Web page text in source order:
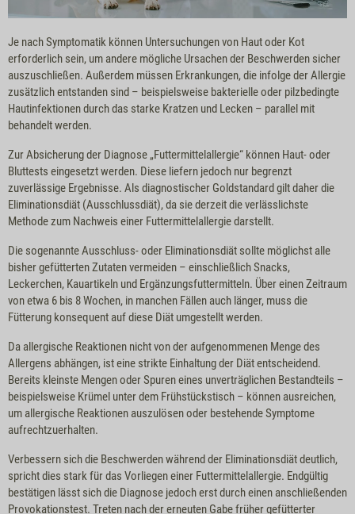
Je nach Symptomatik können Untersuchungen von Haut oder Kot
erforderlich sein, um andere mögliche Ursachen der Beschwerden sicher
auszuschließen. Außerdem müssen Erkrankungen, die infolge der Allergie
zusätzlich entstanden sind – beispielsweise bakterielle oder pilzbedingte
Hautinfektionen durch das starke Kratzen und Lecken – parallel mit
behandelt werden.
Zur Absicherung der Diagnose „Futtermittelallergie“ können Haut- oder
Bluttests eingesetzt werden. Diese liefern jedoch nur begrenzt
zuverlässige Ergebnisse. Als diagnostischer Goldstandard gilt daher die
Eliminationsdiät (Ausschlussdiät), da sie derzeit die verlässlichste
Methode zum Nachweis einer Futtermittelallergie darstellt.
Die sogenannte Ausschluss- oder Eliminationsdiät sollte möglichst alle
bisher gefütterten Zutaten vermeiden – einschließlich Snacks,
Leckerchen, Kauartikeln und Ergänzungsfuttermitteln. Über einen Zeitraum
von etwa 6 bis 8 Wochen, in manchen Fällen auch länger, muss die
Fütterung konsequent auf diese Diät umgestellt werden.
Da allergische Reaktionen nicht von der aufgenommenen Menge des
Allergens abhängen, ist eine strikte Einhaltung der Diät entscheidend.
Bereits kleinste Mengen oder Spuren eines unverträglichen Bestandteils –
beispielsweise Krümel unter dem Frühstückstisch – können ausreichen,
um allergische Reaktionen auszulösen oder bestehende Symptome
aufrechtzuerhalten.
Verbessern sich die Beschwerden während der Eliminationsdiät deutlich,
spricht dies stark für das Vorliegen einer Futtermittelallergie. Endgültig
bestätigen lässt sich die Diagnose jedoch erst durch einen anschließenden
Provokationstest. Treten nach der erneuten Gabe früher gefütterter